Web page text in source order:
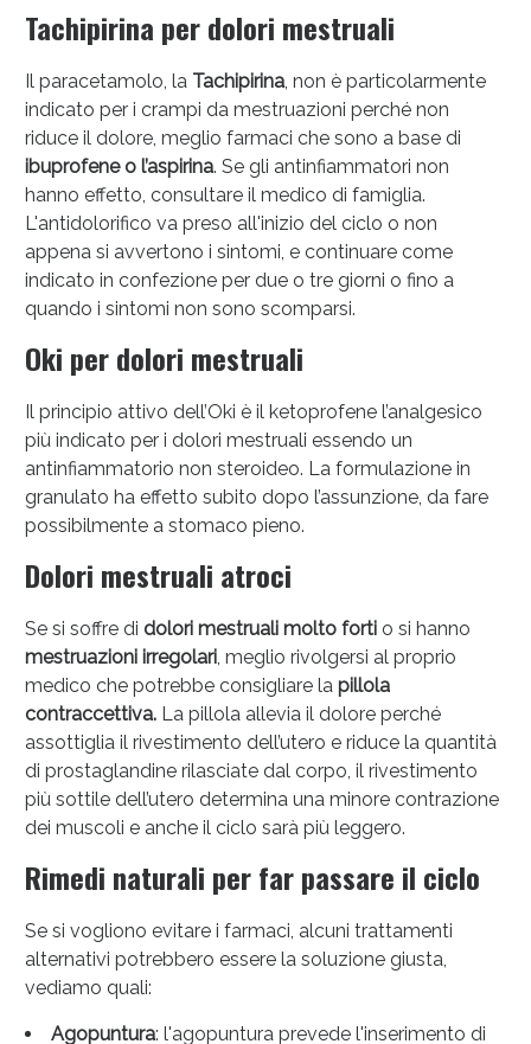
Tachipirina per dolori mestruali
Il paracetamolo, la Tachipirina, non è particolarmente
indicato per i crampi da mestruazioni perché non
riduce il dolore, meglio farmaci che sono a base di
ibuprofene o l’aspirina. Se gli antinfiammatori non
hanno effetto, consultare il medico di famiglia.
L'antidolorifico va preso all'inizio del ciclo o non
appena si avvertono i sintomi, e continuare come
indicato in confezione per due o tre giorni o fino a
quando i sintomi non sono scomparsi.
Oki per dolori mestruali
Il principio attivo dell’Oki è il ketoprofene l’analgesico
più indicato per i dolori mestruali essendo un
antinfiammatorio non steroideo. La formulazione in
granulato ha effetto subito dopo l’assunzione, da fare
possibilmente a stomaco pieno.
Dolori mestruali atroci
Se si soffre di dolori mestruali molto fortio si hanno
mestruazioni irregolari, meglio rivolgersi al proprio
medico che potrebbe consigliare la pillola
contraccettiva.La pillola allevia il dolore perché
assottiglia il rivestimento dell’utero e riduce la quantità
di prostaglandine rilasciate dal corpo, il rivestimento
più sottile dell’utero determina una minore contrazione
dei muscoli e anche il ciclo sarà più leggero.
Rimedi naturali per far passare il ciclo
Se si vogliono evitare i farmaci, alcuni trattamenti
alternativi potrebbero essere la soluzione giusta,
vediamo quali:
Agopuntura: l'agopuntura prevede l'inserimento di
Scopri le offerte di Oggi